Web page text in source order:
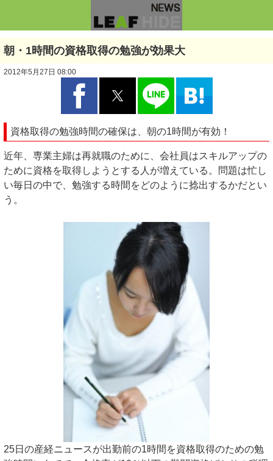
朝・1時間の資格取得の勉強が効果大
2012年5月27日 08:00
資格取得の勉強時間の確保は、朝の1時間が有効！
近年、専業主婦は再就職のために、会社員はスキルアップの
ために資格を取得しようとする人が増えている。問題は忙し
い毎日の中で、勉強する時間をどのように捻出するかだとい
う。
25日の産経ニュースが出勤前の1時間を資格取得のための勉